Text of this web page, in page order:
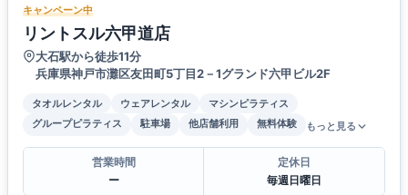
キャンペーン中
リントスル六甲道店
大石駅から徒歩11分
兵庫県神戸市灘区友田町5丁目2－1グランド六甲ビル2F
タオルレンタル ウェアレンタル
マシンピラティス
グループピラティス
駐車場 他店舗利用 無料体験 もっと見る
営業時間
ー
定休日
毎週日曜日